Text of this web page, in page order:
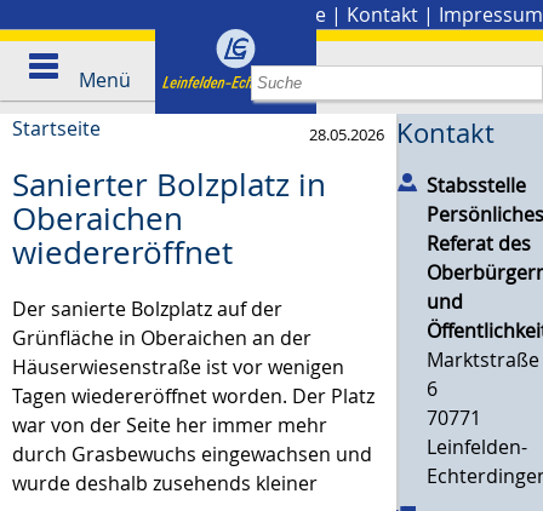
Presse | Kontakt | Impressum
Menü
Startseite
Sanierter Bolzplatz in
Oberaichen
wiedereröffnet
Der sanierte Bolzplatz auf der
Grünfläche in Oberaichen an der
Häuserwiesenstraße ist vor wenigen
Tagen wiedereröffnet worden. Der Platz
war von der Seite her immer mehr
durch Grasbewuchs eingewachsen und
wurde deshalb zusehends kleiner
28.05.2026 Kontakt
Stabsstelle
Referat des
und
Marktstraße
6
70771
Leinfelden-